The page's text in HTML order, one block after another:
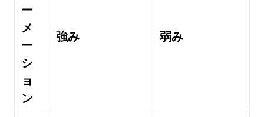
ー
メ
ー
シ
ョ
ン
強み 弱み